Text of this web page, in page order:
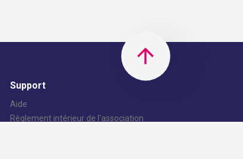
Support
Aide
Règlement intérieur de l'association